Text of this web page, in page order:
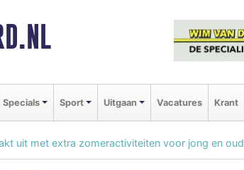
Specials Sport Uitgaan Vacatures Krant
uit met extra zomeractiviteiten voor jong en oud